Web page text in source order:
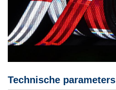
Technische parameters